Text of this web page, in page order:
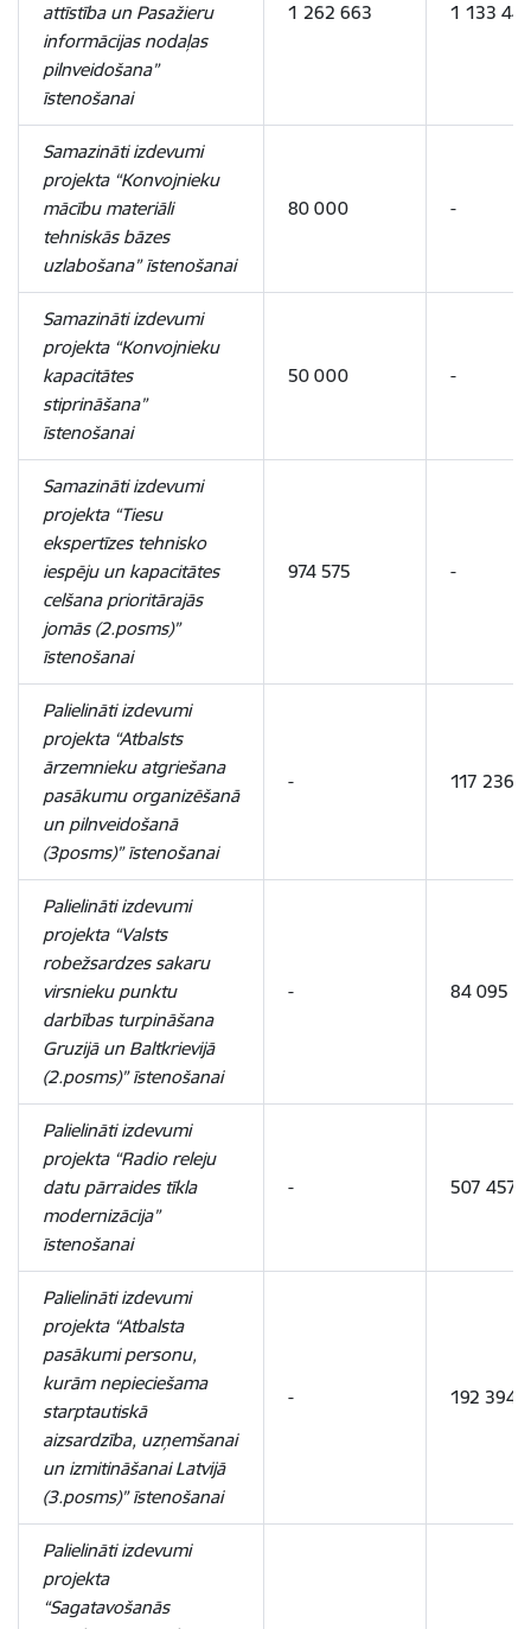
attīstība un Pasažieru
informācijas nodaļas
pilnveidošana”
īstenošanai
1 262 663 1 133
Samazināti izdevumi
projekta “Konvojnieku
mācību materiāli
tehniskās bāzes
uzlabošana” īstenošanai
80 000 -
Samazināti izdevumi
projekta “Konvojnieku
kapacitātes
stiprināšana”
īstenošanai
50 000 -
Samazināti izdevumi
projekta “Tiesu
ekspertīzes tehnisko
iespēju un kapacitātes
celšana prioritārajās
jomās (2.posms)”
īstenošanai
974 575 -
Palielināti izdevumi
projekta “Atbalsts
ārzemnieku atgriešana
pasākumu organizēšanā
un pilnveidošanā
(3posms)” īstenošanai
- 117 236
Palielināti izdevumi
projekta “Valsts
robežsardzes sakaru
virsnieku punktu
darbības turpināšana
Gruzijā un Baltkrievijā
(2.posms)” īstenošanai
- 84 095
Palielināti izdevumi
projekta “Radio releju
datu pārraides tīkla
modernizācija”
īstenošanai
- 507 457
Palielināti izdevumi
projekta “Atbalsta
pasākumi personu,
kurām nepieciešama
starptautiskā
aizsardzība, uzņemšanai
un izmitināšanai Latvijā
(3.posms)” īstenošanai
- 192 394
Palielināti izdevumi
projekta
“Sagatavošanās